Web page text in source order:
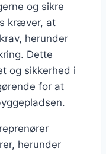
og sikre
kræver, at
herunder
Dette
og sikkerhed i
for at
herunder